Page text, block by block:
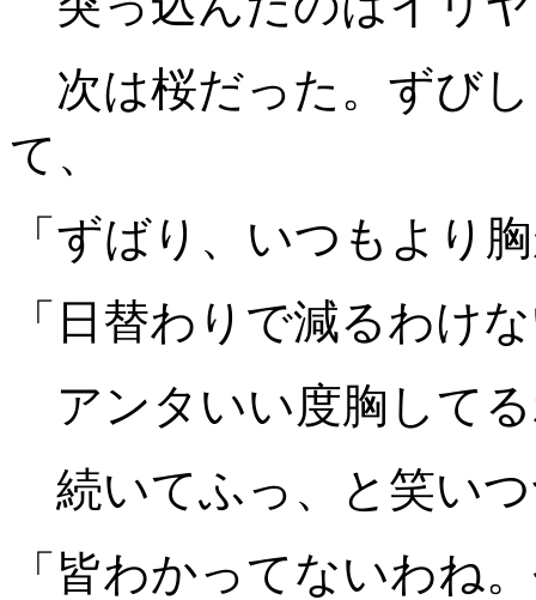
次は桜だった。ずび
て、
「ずばり、いつもより
「日替わりで減るわけ
アンタいい度胸して
続いてふっ、と笑い
「皆わかってないわね